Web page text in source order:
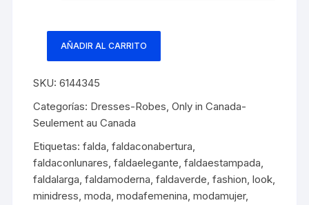
verde
con
lunares
abertura
lateral
cantidad
AÑADIR AL CARRITO
SKU:6144345
Categorías: Dresses-Robes,Only in Canada-
Seulement au Canada
Etiquetas:falda,faldaconabertura,
faldaconlunares,faldaelegante,faldaestampada,
faldalarga,faldamoderna,faldaverde,fashion,look,
minidress,moda,modafemenina,modamujer,